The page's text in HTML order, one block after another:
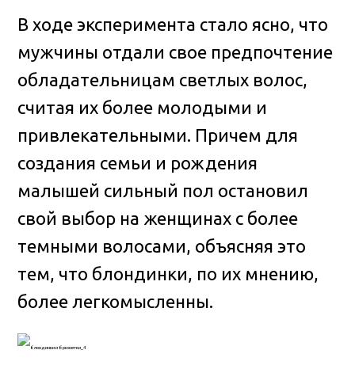
В ходе эксперимента стало ясно, что
мужчины отдали свое предпочтение
обладательницам светлых волос,
считая их более молодыми и
привлекательными. Причем для
создания семьи и рождения
малышей сильный пол остановил
свой выбор на женщинах с более
темными волосами, объясняя это
тем, что блондинки, по их мнению,
более легкомысленны.